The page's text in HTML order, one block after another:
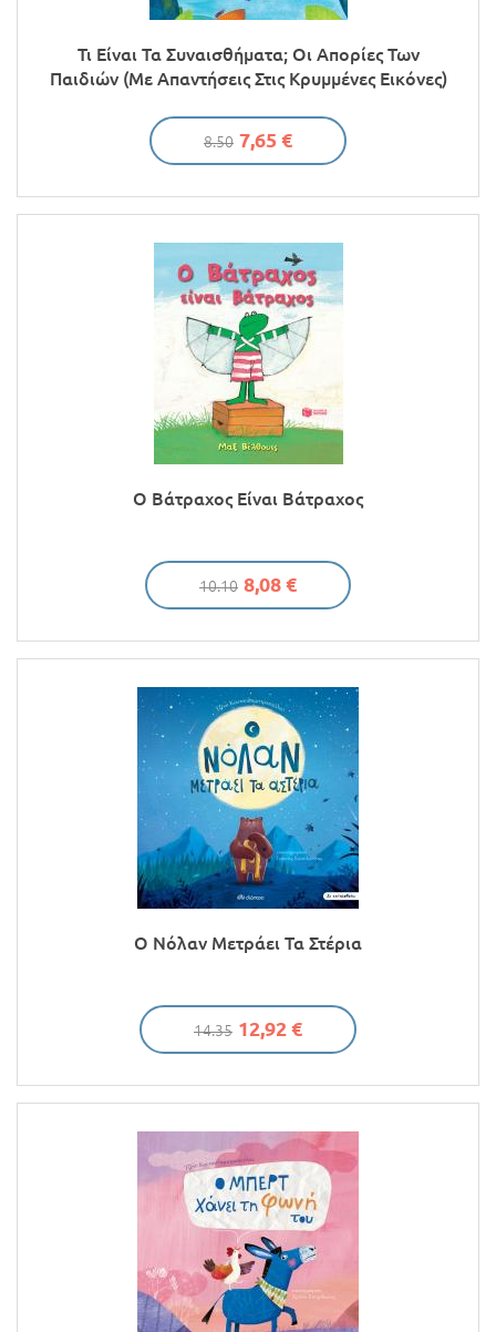
Τι Είναι Τα Συναισθήματα; Οι Απορίες Των
Παιδιών (Με Απαντήσεις Στις Κρυμμένες Εικόνες)
8.50 7,65 €
Ο Βάτραχος Είναι Βάτραχος
10.10 8,08 €
Ο Νόλαν Μετράει Τα Στέρια
14.35 12,92 €